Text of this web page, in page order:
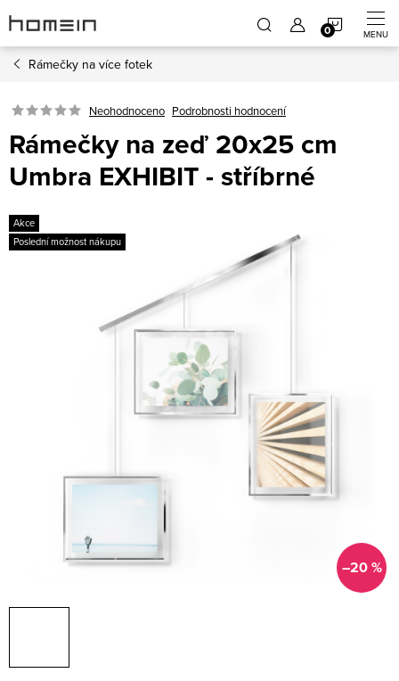
na
obsah
Rámečky na více fotek
Neohodnoceno Podrobnosti hodnocení
Rámečky na zeď 20x25 cm
Umbra EXHIBIT - stříbrné
Akce
Poslední možnost nákupu
–20 %